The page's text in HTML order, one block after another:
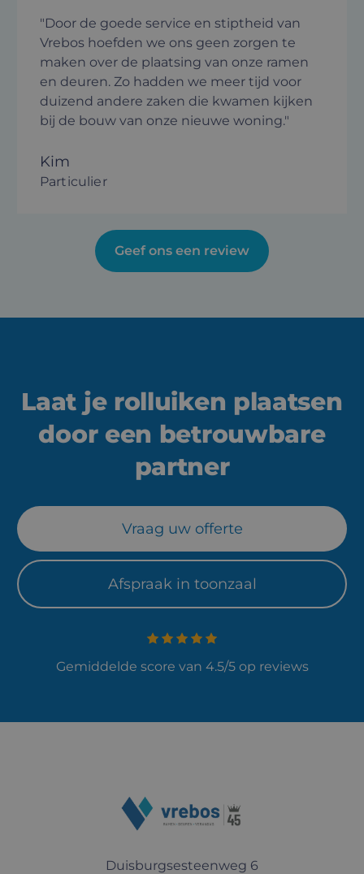
"Door de goede service en stiptheid van
Vrebos hoefden we ons geen zorgen te
maken over de plaatsing van onze ramen
en deuren. Zo hadden we meer tijd voor
duizend andere zaken die kwamen kijken
bij de bouw van onze nieuwe woning."
Kim
Particulier
Geef ons een review
Laat je rolluiken plaatsen
door een betrouwbare
partner
Vraag uw offerte
Afspraak in toonzaal
Gemiddelde score van 4.5/5 op reviews
Duisburgsesteenweg 6